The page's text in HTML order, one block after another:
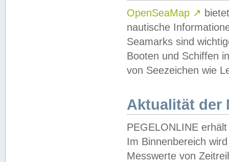
OpenSeaMap ↗
nautische
Seamarks sind
Booten und Schiffen
von Seezeichen wie
Aktualität der
PEGELONLINE
Im Binnenbereich
Messwerte von